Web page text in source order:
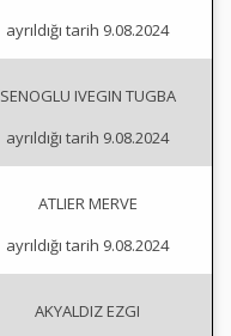
ayrıldığı tarih 9.08.2024
SENOGLU IVEGIN TUGBA
ayrıldığı tarih 9.08.2024
ATLIER MERVE
ayrıldığı tarih 9.08.2024
AKYALDIZ EZGI